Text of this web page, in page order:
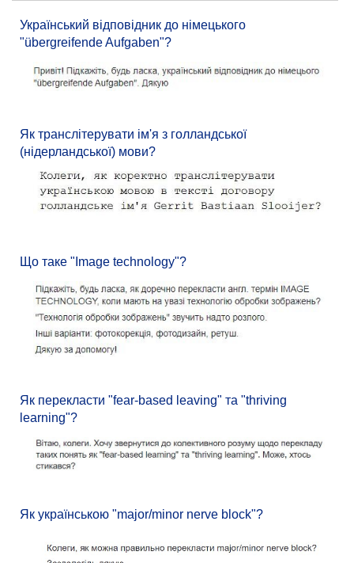
Український відповідник до німецького
"übergreifende Aufgaben"?
Як транслітерувати ім'я з голландської
(нідерландської) мови?
Що таке "Image technology"?
Як перекласти "fear-based leaving" та "thriving
learning"?
Як українською "major/minor nerve block"?